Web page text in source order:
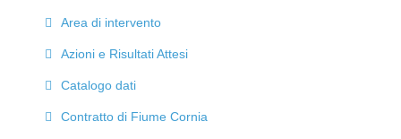
Area di intervento
Azioni e Risultati Attesi
Catalogo dati
Contratto di Fiume Cornia